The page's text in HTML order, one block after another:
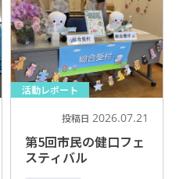
活動レポート
投稿日 2026.07.21
第5回市民の健口フェ
スティバル